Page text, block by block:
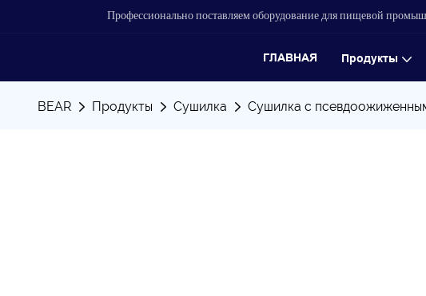
Профессионально поставляем оборудование для пищевой
ГЛАВНАЯ Продукты
BEAR Продукты Сушилка Сушилка с